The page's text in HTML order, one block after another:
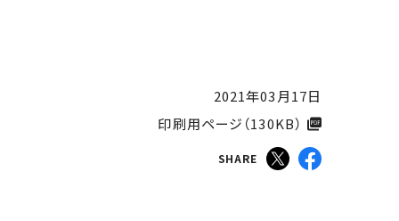
2021年03月17日
印刷用ページ（130KB）​
SHARE